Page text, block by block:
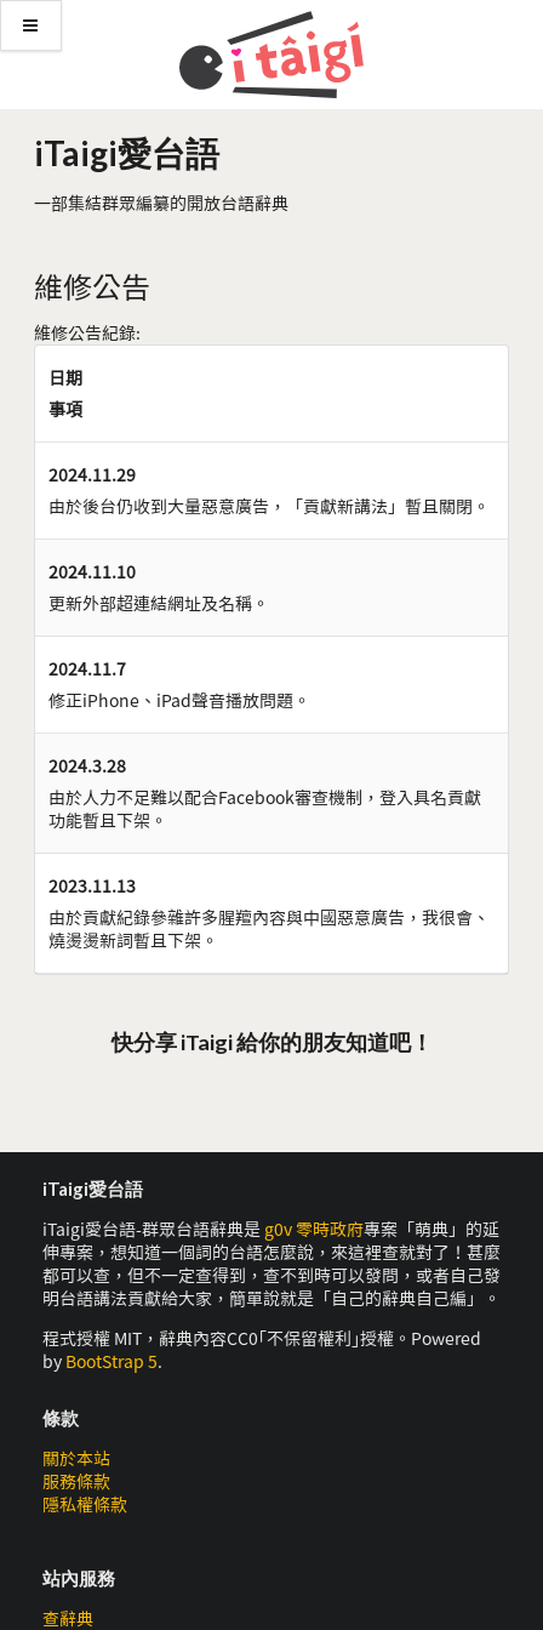
iTaigi愛台語
一部集結群眾編纂的開放台語辭典
維修公告
維修公告紀錄:
日期
事項
2024.11.29
由於後台仍收到大量惡意廣告，「貢獻新講法」暫且關閉。
2024.11.10
更新外部超連結網址及名稱。
2024.11.7
修正iPhone、iPad聲音播放問題。
2024.3.28
由於人力不足難以配合Facebook審查機制，登入具名貢獻
功能暫且下架。
2023.11.13
由於貢獻紀錄參雜許多腥羶內容與中國惡意廣告，我很會、
燒燙燙新詞暫且下架。
快分享 iTaigi 給你的朋友知道吧！
iTaigi愛台語
iTaigi愛台語-群眾台語辭典是 g0v 零時政府專案「萌典」的延
伸專案，想知道一個詞的台語怎麼說，來這裡查就對了！甚麼
都可以查，但不一定查得到，查不到時可以發問，或者自己發
明台語講法貢獻給大家，簡單說就是「自己的辭典自己編」。
程式授權 MIT，辭典內容CC0｢不保留權利｣授權。Powered
by BootStrap 5.
條款
關於本站
服務條款
隱私權條款
站內服務
查辭典